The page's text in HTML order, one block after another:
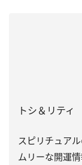
トシ＆リティ
スピリチュア
ムリーな開運